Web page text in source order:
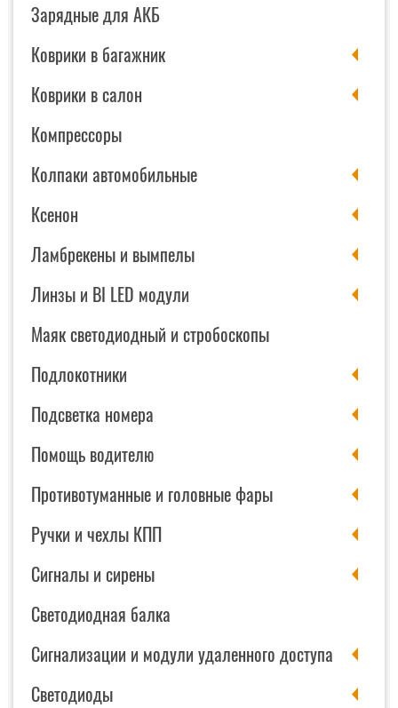
Зарядные для АКБ
Коврики в багажник
Коврики в салон
Компрессоры
Колпаки автомобильные
Ксенон
Ламбрекены и вымпелы
Линзы и BI LED модули
Маяк светодиодный и стробоскопы
Подлокотники
Подсветка номера
Помощь водителю
Противотуманные и головные фары
Ручки и чехлы КПП
Сигналы и сирены
Светодиодная балка
Сигнализации и модули удаленного доступа
Светодиоды